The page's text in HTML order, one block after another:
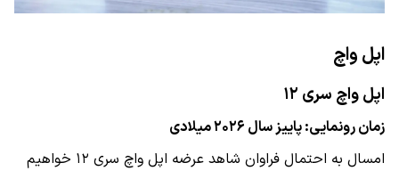
اپل واچ
اپل واچ سری ۱۲
زمان رونمایی: پاییز سال ۲۰۲۶ میلادی
امسال به احتمال فراوان شاهد عرضه اپل واچ سری ۱۲ خواهیم